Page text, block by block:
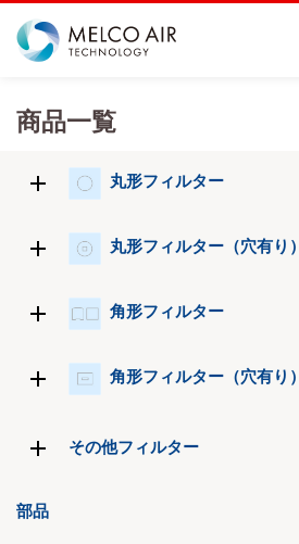
商品一覧
丸形フィルター
丸形フィルター（穴有り）
角形フィルター
角形フィルター（穴有り）
その他フィルター
部品